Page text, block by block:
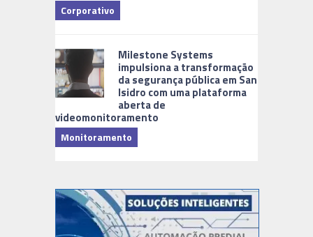
Corporativo
Milestone Systems
impulsiona a transformação
da segurança pública em San
Isidro com uma plataforma
aberta de
videomonitoramento
Monitoramento